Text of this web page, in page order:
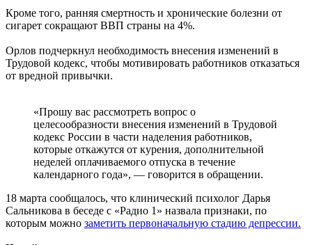
Кроме того, ранняя смертность и хронические болезни от
сигарет сокращают ВВП страны на 4%.
Орлов подчеркнул необходимость внесения изменений в
Трудовой кодекс, чтобы мотивировать работников отказаться
от вредной привычки.
«Прошу вас рассмотреть вопрос о
целесообразности внесения изменений в Трудовой
кодекс России в части наделения работников,
которые откажутся от курения, дополнительной
неделей оплачиваемого отпуска в течение
календарного года», — говорится в обращении.
18 марта сообщалось, что клинический психолог Дарья
Сальникова в беседе с «Радио 1» назвала признаки, по
которым можно заметить первоначальную стадию депрессии.